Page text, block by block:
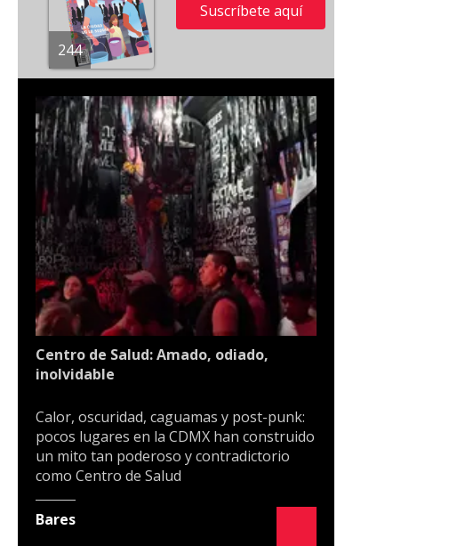
244
Suscríbete aquí
Centro de Salud: Amado, odiado,
inolvidable
Calor, oscuridad, caguamas y post-punk:
pocos lugares en la CDMX han construido
un mito tan poderoso y contradictorio
como Centro de Salud
Bares